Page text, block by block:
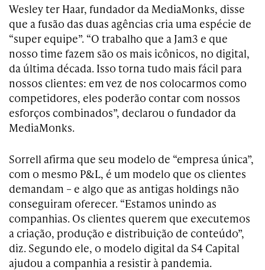
Wesley ter Haar, fundador da MediaMonks, disse
que a fusão das duas agências cria uma espécie de
“super equipe”. “O trabalho que a Jam3 e que
nosso time fazem são os mais icônicos, no digital,
da última década. Isso torna tudo mais fácil para
nossos clientes: em vez de nos colocarmos como
competidores, eles poderão contar com nossos
esforços combinados”, declarou o fundador da
MediaMonks.
Sorrell afirma que seu modelo de “empresa única”,
com o mesmo P&L, é um modelo que os clientes
demandam – e algo que as antigas holdings não
conseguiram oferecer. “Estamos unindo as
companhias. Os clientes querem que executemos
a criação, produção e distribuição de conteúdo”,
diz. Segundo ele, o modelo digital da S4 Capital
ajudou a companhia a resistir à pandemia.